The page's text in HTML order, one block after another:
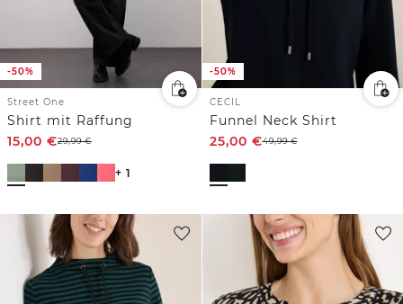
-50%
Street One
Shirt mit Raffung
15,00 €29,99€
+ 1
-50%
CECIL
Funnel Neck Shirt
25,00 €49,99€